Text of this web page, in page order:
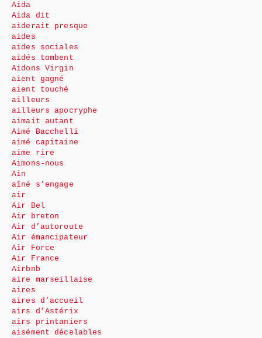
Aida
Aida dit
aiderait presque
aides
aides sociales
aidés tombent
Aidons Virgin
aient gagné
aient touché
ailleurs
ailleurs apocryphe
aimait autant
Aimé Bacchelli
aimé capitaine
aime rire
Aimons-nous
Ain
aîné s’engage
air
Air Bel
Air breton
Air d’autoroute
Air émancipateur
Air Force
Air France
Airbnb
aire marseillaise
aires
aires d’accueil
airs d’Astérix
airs printaniers
aisément décelables